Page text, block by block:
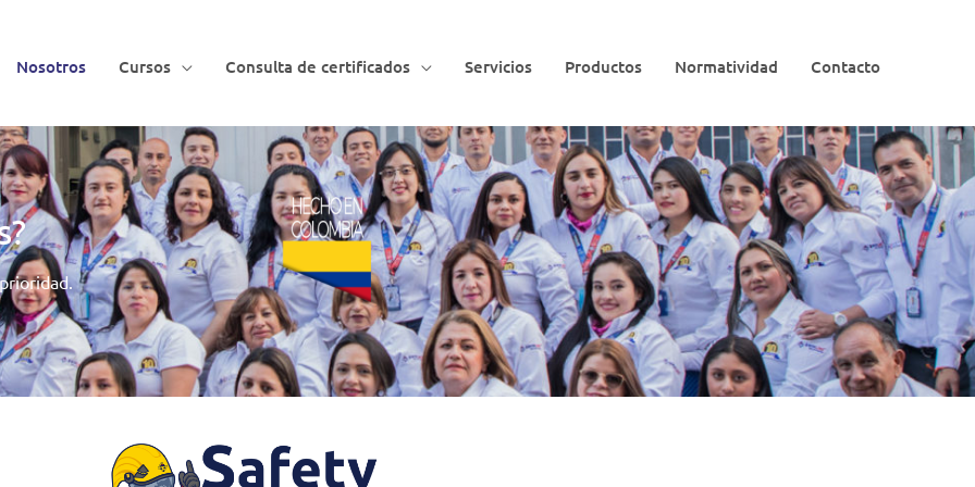
Nosotros Cursos Consulta de certificados Servicios Productos Normatividad Contacto